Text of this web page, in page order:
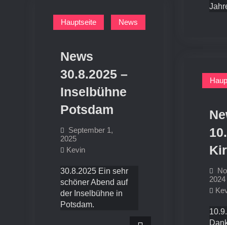
Hauptseite
News
News
30.8.2025 –
Inselbühne
Potsdam
September 1,
2025
Kevin
30.8.2025 Ein sehr
schöner Abend auf
der Inselbühne in
Potsdam.
2024